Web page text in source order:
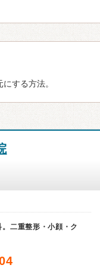
する方法。
二重整形・小顔・ク